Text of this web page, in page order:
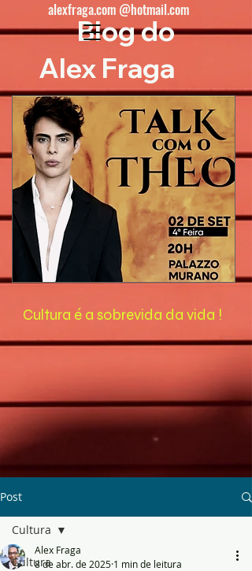
Cultura é a sobrevida da vida !
Blog do
Alex Fraga
alexfraga.com @hotmail.com
Post
Cultura
Cultura
Alex Fraga
8 de abr. de 2025 1 min de leitura